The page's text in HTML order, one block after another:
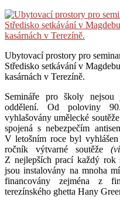
Ubytovací prostory pro
Středisko setkávání v
kasárnách v Terezíně.
Semináře pro školy nejsou
oddělení. Od poloviny
vyhlašovány umělecké
spojená s nebezpečím
V letošním roce byl
ročník výtvarné soutěže
Z nejlepších prací každý rok
jsou instalovány na mnoha
financovány zejména z
terezínského ghetta Hany